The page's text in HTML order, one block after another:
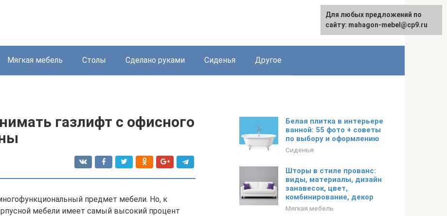
English
Мягкая мебель Столы Сделано руками Сиденья Другое
газлифт с офисного
предмет мебели. Но, к
мебели имеет самый высокий процент
Белая плитка в интерьере
ванной: 55 фото + советы
по выбору и оформлению
Сиденья
Шторы в стиле прованс:
виды, материалы, дизайн
занавесок, цвет,
комбинирование, декор
Мягкая мебель
Для любых предложений по
сайту: mahagon-mebel@cp9.ru
Для любых предложений по
сайту: mahagon-mebel@cp9.ru